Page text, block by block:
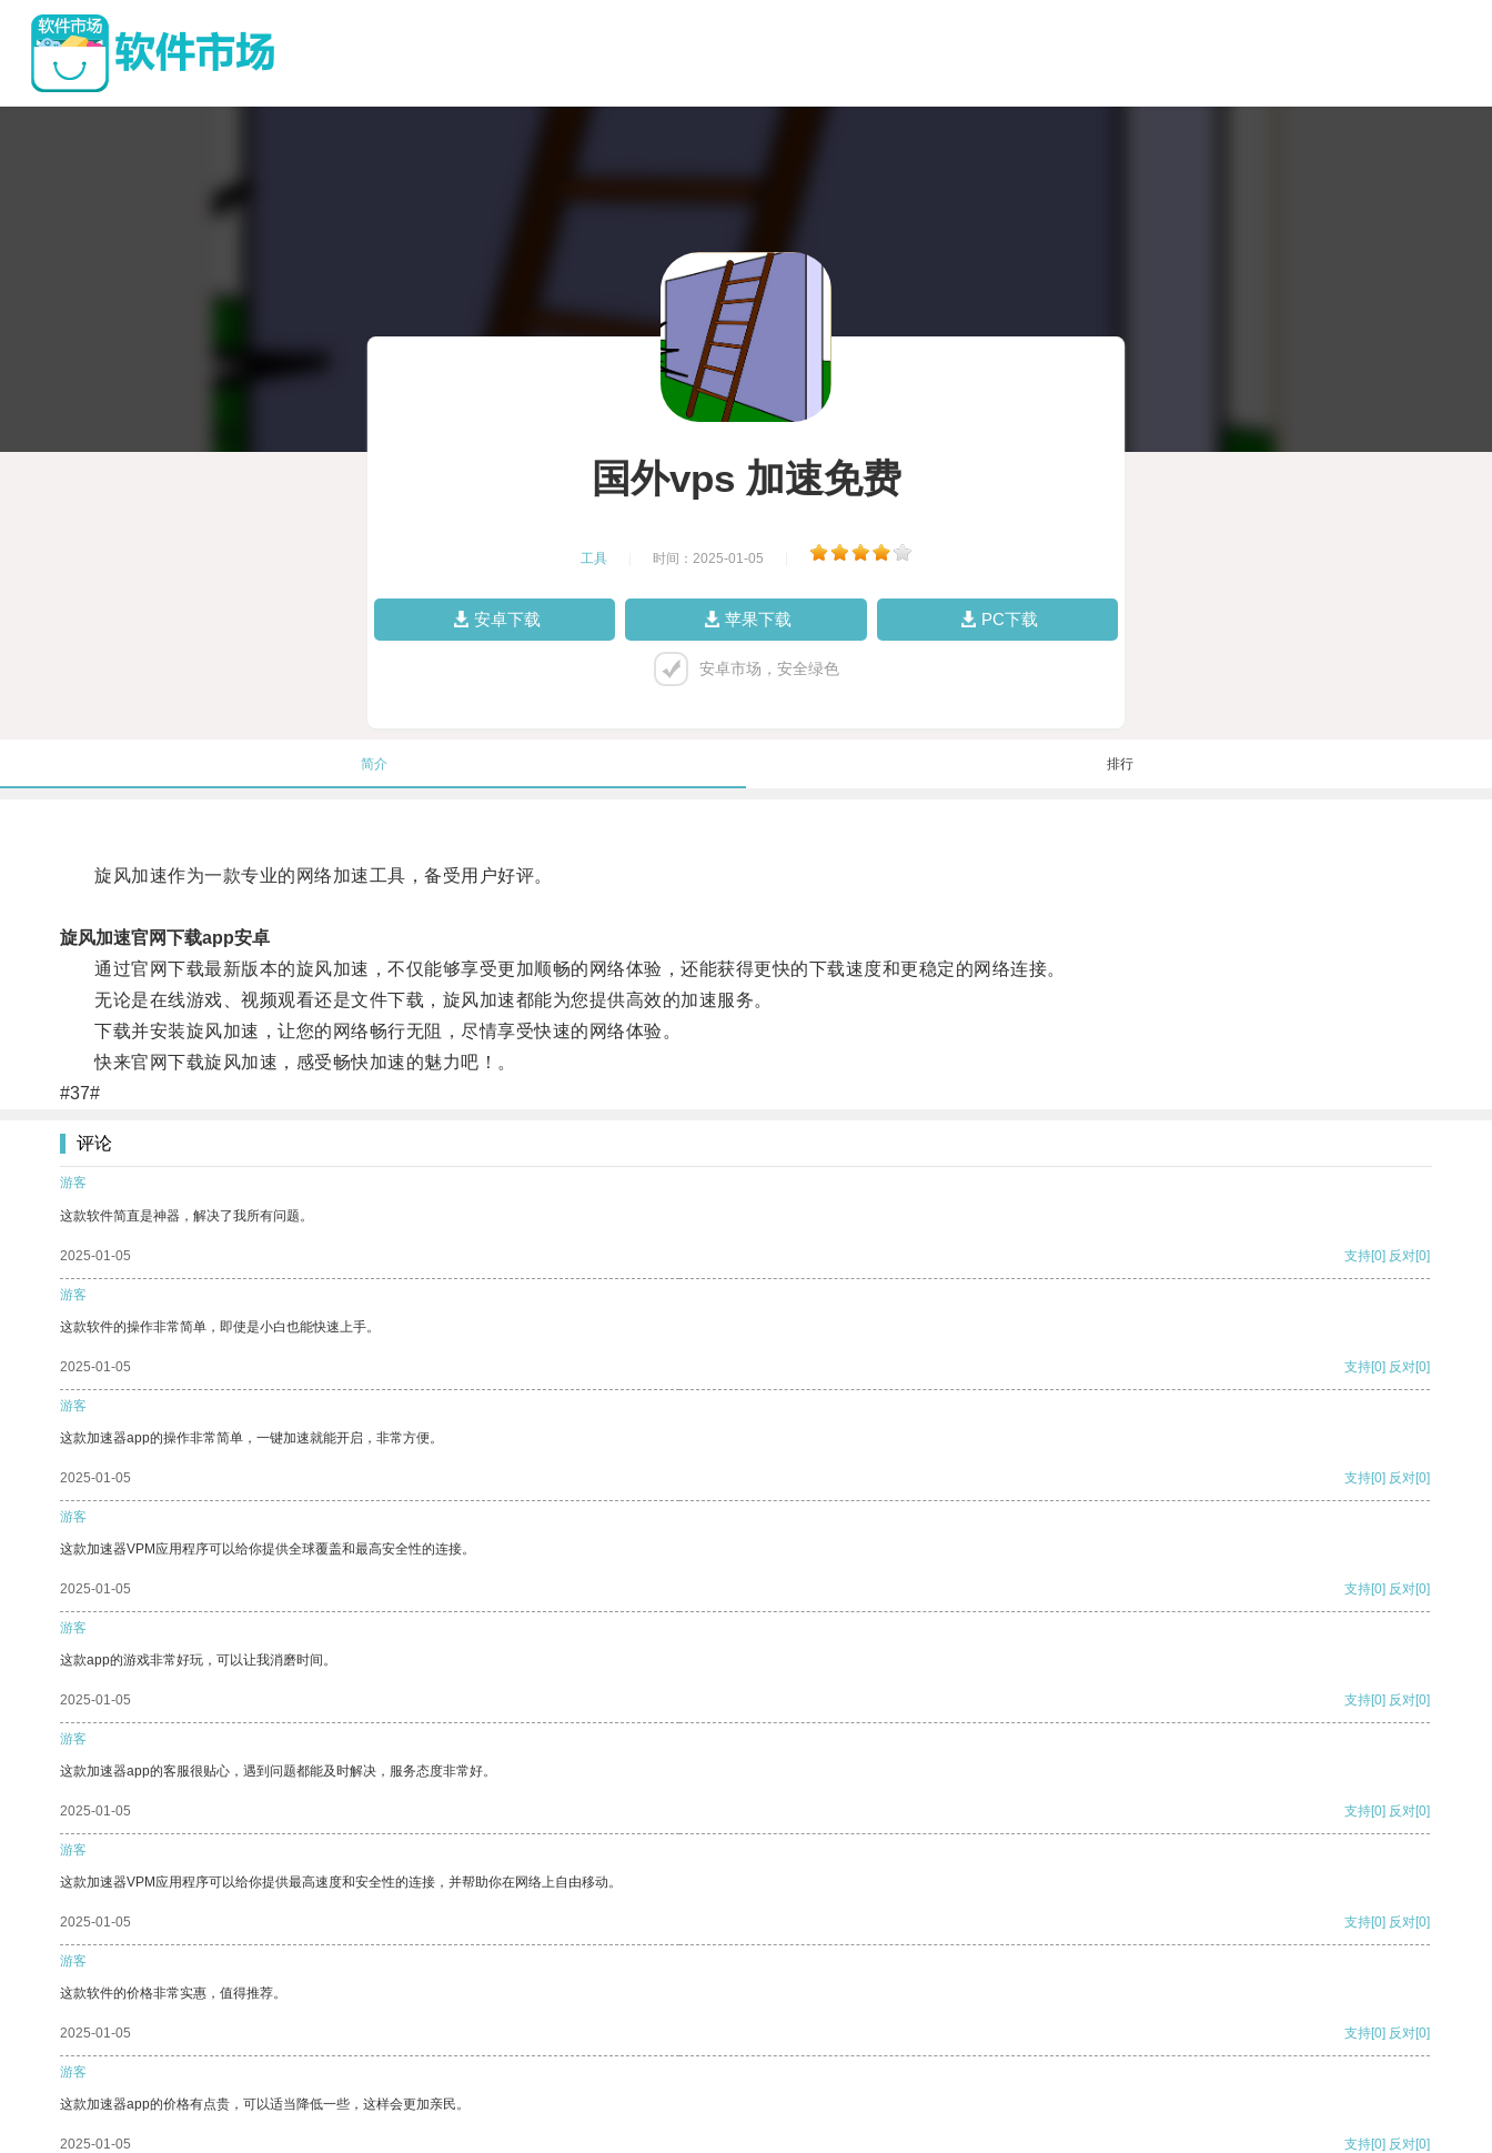
国外vps 加速免费
工具 时间：2025-01-05
安卓下载 苹果下载 PC下载
安卓市场，安全绿色
简介 排行
旋风加速作为一款专业的网络加速工具，备受用户好评。
旋风加速官网下载app安卓
通过官网下载最新版本的旋风加速，不仅能够享受更加顺畅的网络体验，还能获得更快的下载速度和更稳定的网络连接。
无论是在线游戏、视频观看还是文件下载，旋风加速都能为您提供高效的加速服务。
下载并安装旋风加速，让您的网络畅行无阻，尽情享受快速的网络体验。
快来官网下载旋风加速，感受畅快加速的魅力吧！。
#37#
评论
游客
这款软件简直是神器，解决了我所有问题。
2025-01-05 支持[0] 反对[0]
游客
这款软件的操作非常简单，即使是小白也能快速上手。
2025-01-05 支持[0] 反对[0]
游客
这款加速器app的操作非常简单，一键加速就能开启，非常方便。
2025-01-05 支持[0] 反对[0]
游客
这款加速器VPM应用程序可以给你提供全球覆盖和最高安全性的连接。
2025-01-05 支持[0] 反对[0]
游客
这款app的游戏非常好玩，可以让我消磨时间。
2025-01-05 支持[0] 反对[0]
游客
这款加速器app的客服很贴心，遇到问题都能及时解决，服务态度非常好。
2025-01-05 支持[0] 反对[0]
游客
这款加速器VPM应用程序可以给你提供最高速度和安全性的连接，并帮助你在网络上自由移动。
2025-01-05 支持[0] 反对[0]
游客
这款软件的价格非常实惠，值得推荐。
2025-01-05 支持[0] 反对[0]
游客
这款加速器app的价格有点贵，可以适当降低一些，这样会更加亲民。
2025-01-05 支持[0] 反对[0]